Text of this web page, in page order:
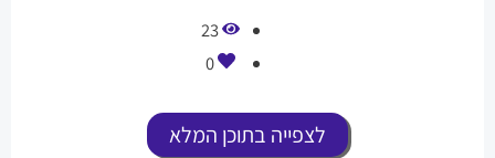
23
0
לצפייה בתוכן המלא